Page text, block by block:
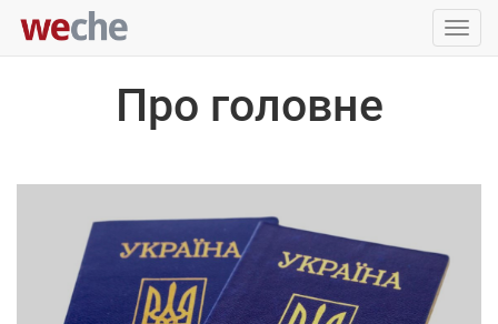
Про головне